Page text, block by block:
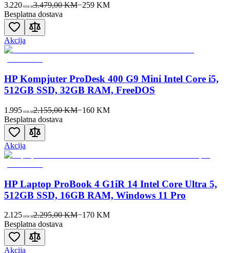
3.220 00KM3.479,00 KM−259KM
Besplatna dostava
Akcija
HP Kompjuter ProDesk 400 G9 Mini Intel Core i5,
512GB SSD, 32GB RAM, FreeDOS
1.995 00KM2.155,00 KM−160KM
Besplatna dostava
Akcija
HP Laptop ProBook 4 G1iR 14 Intel Core Ultra 5,
512GB SSD, 16GB RAM, Windows 11 Pro
2.125 00KM2.295,00 KM−170KM
Besplatna dostava
Akcija